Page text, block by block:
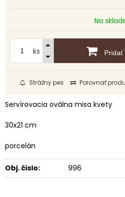
Na
ks Pridať
Strážny pes Porovnať
Servírovacia oválna misa kvety
30x21 cm
porcelán
Obj. čislo: 996